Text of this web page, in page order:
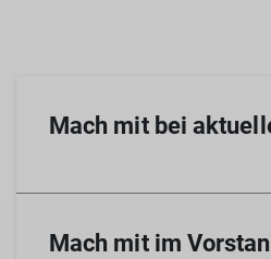
Mach mit bei
Mach mit im